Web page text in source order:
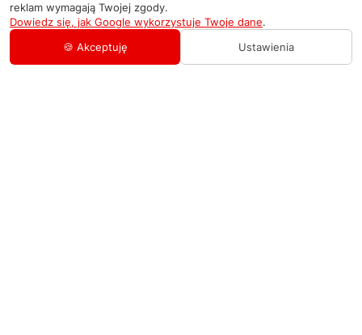
reklam wymagają Twojej zgody.
Dowiedz się, jak Google wykorzystuje Twoje dane.
🍪 Akceptuję
Ustawienia